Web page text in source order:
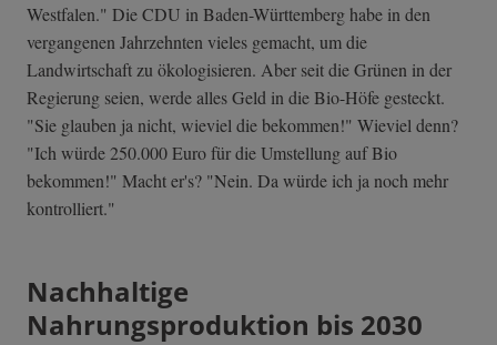
Westfalen." Die CDU in Baden-Württemberg habe in den
vergangenen Jahrzehnten vieles gemacht, um die
Landwirtschaft zu ökologisieren. Aber seit die Grünen in der
Regierung seien, werde alles Geld in die Bio-Höfe gesteckt.
"Sie glauben ja nicht, wieviel die bekommen!" Wieviel denn?
"Ich würde 250.000 Euro für die Umstellung auf Bio
bekommen!" Macht er's? "Nein. Da würde ich ja noch mehr
kontrolliert."
Nachhaltige
Nahrungsproduktion bis 2030